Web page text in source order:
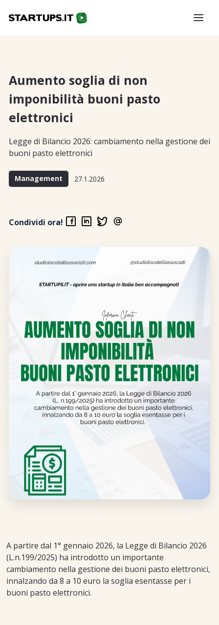
Aumento soglia di non
imponibilità buoni pasto
elettronici
Legge di Bilancio 2026: cambiamento nella gestione dei
buoni pasto elettronici
Management 27.1.2026
Condividi ora!
A partire dal 1° gennaio 2026, la Legge di Bilancio 2026
(L.n.199/2025) ha introdotto un importante
cambiamento nella gestione dei buoni pasto elettronici,
innalzando da 8 a 10 euro la soglia esentasse per i
buoni pasto elettronici.